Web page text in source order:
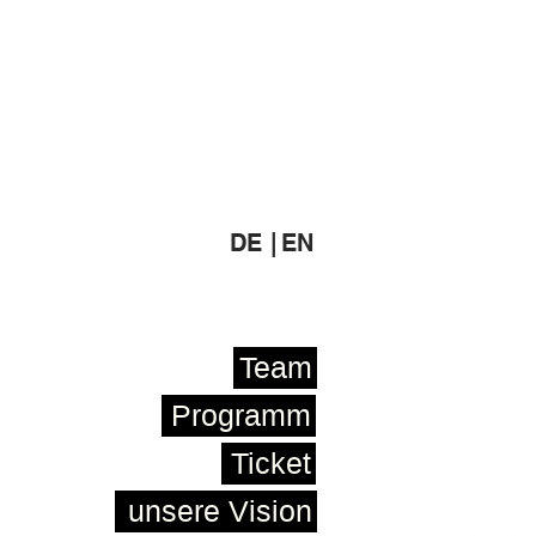
DE | EN
Team
Programm
Ticket
unsere Vision